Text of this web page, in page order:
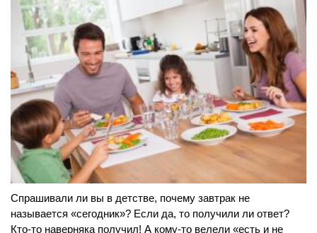
Спрашивали ли вы в детстве, почему завтрак не
называется «сегодник»? Если да, то получили ли ответ?
Кто-то наверняка получил! А кому-то велели «есть и не